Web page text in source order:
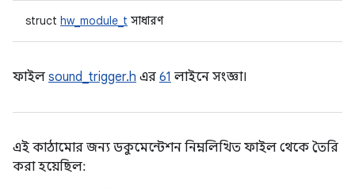
struct hw_module_t সাধারণ
ফাইল sound_trigger.h এর 61 লাইনে সংজ্ঞা।
এই কাঠামোর জন্য ডকুমেন্টেশন নিম্নলিখিত ফাইল থেকে তৈরি
করা হয়েছিল: